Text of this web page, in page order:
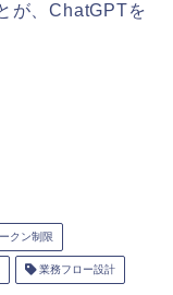
が、ChatGPTを
クン制限
業務フロー設計